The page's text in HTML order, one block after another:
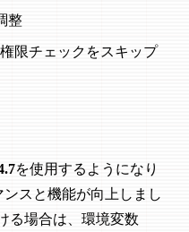
整
権限チェックをスキップ
を使用するようになり
ンスと機能が向上しまし
る場合は、環境変数